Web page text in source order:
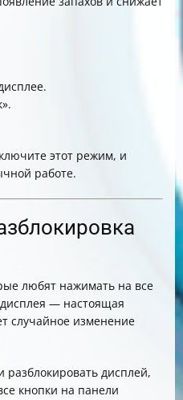
этот режим, и
работе.
любят нажимать на все
— настоящая
случайное изменение
разблокировать дисплей,
кнопки на панели